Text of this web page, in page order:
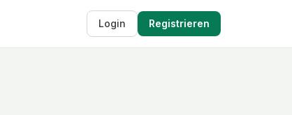
Login Registrieren